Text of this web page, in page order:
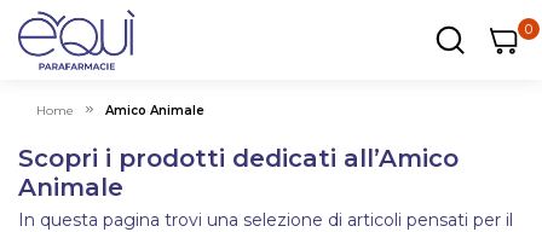
00
Home Amico Animale
Scopri i prodotti dedicati all’Amico
Animale
In questa pagina trovi una selezione di articoli pensati per il